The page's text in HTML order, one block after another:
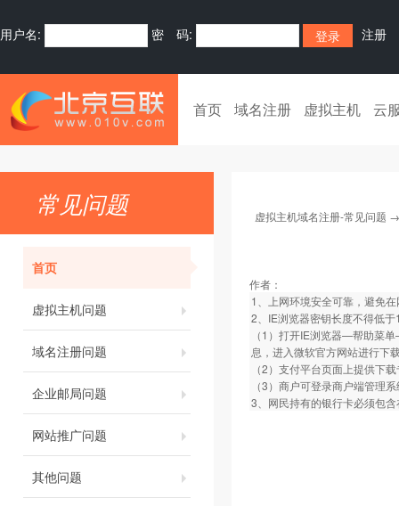
用户名: 密 码: 注册
首页 域名注册 虚拟主机 云
常见问题
首页
虚拟主机问题
域名注册问题
企业邮局问题
网站推广问题
其他问题
虚拟主机域名注册-常见问题
作者：
1、上网环境安全可靠，避免
2、IE浏览器密钥长度不得低
（1）打开IE浏览器—帮助菜
息，进入微软官方网站进行下
（2）支付平台页面上提供下
（3）商户可登录商户端管理
3、网民持有的银行卡必须包